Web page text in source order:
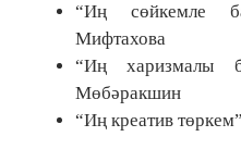
“Иң сөйкемле
Мифтахова
“Иң харизмалы
Мөбәракшин
“Иң креатив